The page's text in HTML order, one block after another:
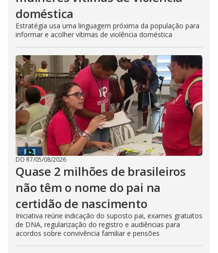
doméstica
Estratégia usa uma linguagem próxima da população para
informar e acolher vítimas de violência doméstica
DO R7/05/08/2026
Quase 2 milhões de brasileiros
não têm o nome do pai na
certidão de nascimento
Iniciativa reúne indicação do suposto pai, exames gratuitos
de DNA, regularização do registro e audiências para
acordos sobre convivência familiar e pensões